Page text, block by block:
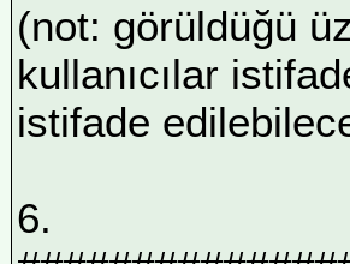
(not: görüldüğü
kullanıcılar
istifade
6.